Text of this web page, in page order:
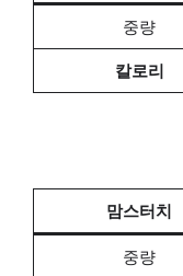
중량
칼로리
맘스터치
중량